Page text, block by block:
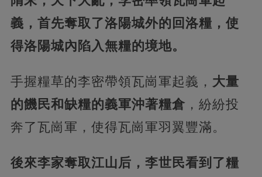
義，首先奪取了洛陽城外的回洛糧，使
得洛陽城內陷入無糧的境地。
手握糧草的李密帶領瓦崗軍起義， 大量
的饑民和缺糧的義軍沖著糧倉 ，紛紛投
奔了瓦崗軍，使得瓦崗軍羽翼豐滿。
後來李家奪取江山后，李世民看到了糧